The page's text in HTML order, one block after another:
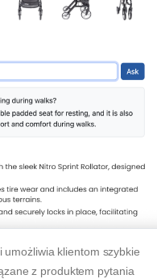
umożliwia klientom szybkie
z produktem pytania